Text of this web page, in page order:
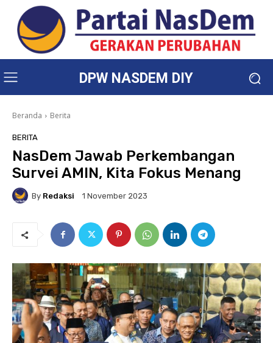
DPW NASDEM DIY
Beranda Berita
BERITA
NasDem Jawab Perkembangan
Survei AMIN, Kita Fokus Menang
By Redaksi 1 November 2023